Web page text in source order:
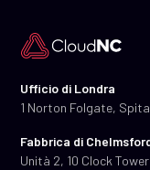
Ufficio di Londra
1 Norton Folgate,
Fabbrica di
Unità 2, 10 Clock